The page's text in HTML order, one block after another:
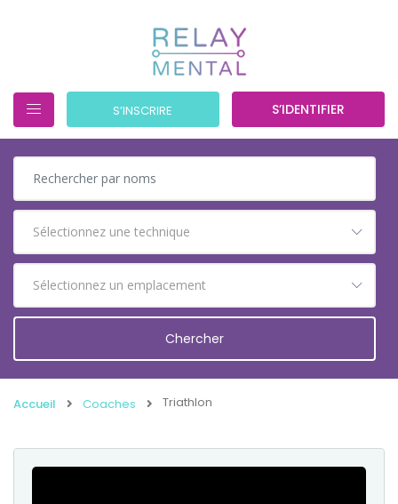
S’INSCRIRE S’IDENTIFIER
Accueil Coaches Triathlon